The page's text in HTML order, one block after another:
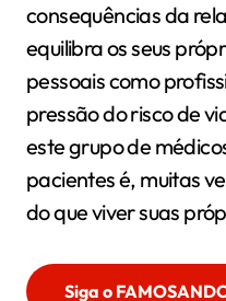
consequências da
equilibra os seus
pessoais como
pressão do risco de
este grupo de
pacientes é, muitas
do que viver suas
Siga o